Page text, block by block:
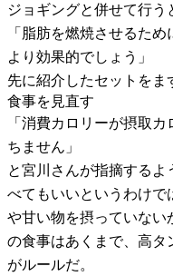
ジョギングと併せて行う
「脂肪を燃焼させるた
より効果的でしょう」
先に紹介したセットをま
食事を見直す
「消費カロリーが摂取
ちません」
と宮川さんが指摘する
べてもいいというわけで
や甘い物を摂っていない
の食事はあくまで、高タ
がルールだ。